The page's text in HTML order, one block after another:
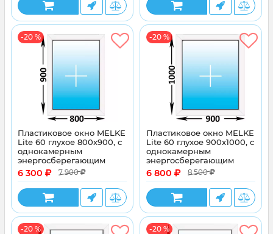
-20 %
Пластиковое окно MELKE
Lite 60 глухое 800x900, с
однокамерным
энергосберегающим
стеклопакетом
6 300 7 900
-20 %
Пластиковое окно MELKE
Lite 60 глухое 900x1000, с
однокамерным
энергосберегающим
стеклопакетом
6 800 8 500
-20 % -20 %